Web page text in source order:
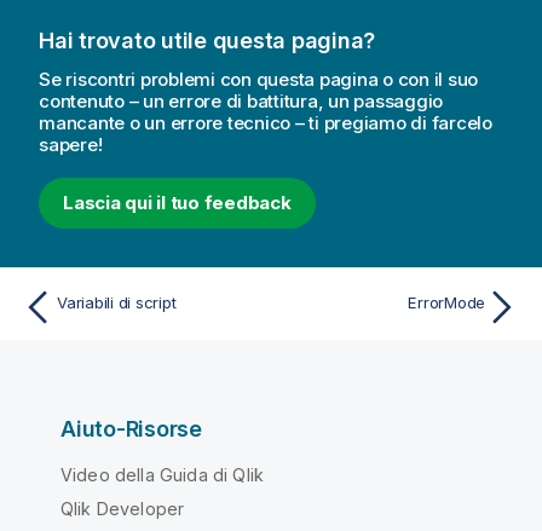
Hai trovato utile questa pagina?
Se riscontri problemi con questa pagina o con il suo
contenuto – un errore di battitura, un passaggio
mancante o un errore tecnico – ti pregiamo di farcelo
sapere!
Lascia qui il tuo feedback
Variabili di script ErrorMode
Aiuto-Risorse
Video della Guida di Qlik
Qlik Developer